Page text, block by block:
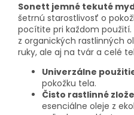
Sonett jemné tekuté
šetrnú starostlivosť o
pocítite pri každom
z organických rastlinných
ruky, ale aj na tvár a celé
Univerzálne
pokožku tela.
Čisto rastlinné
esenciálne oleje z